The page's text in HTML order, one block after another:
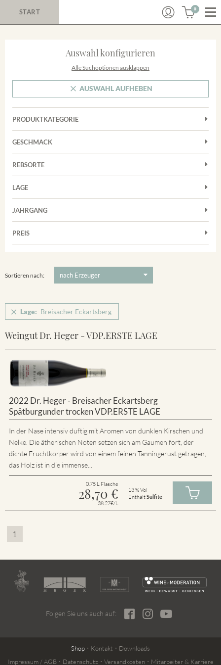
START 0
Auswahl konfigurieren
Alle Suchoptionen ausklappen
AUSWAHL AUFHEBEN
PRODUKTKATEGORIE
Cuvées
Rosé
Weißwein
GESCHMACK
Trocken
REBSORTE
Chardonnay
Grauburgunder
Riesling
LAGE
Achkarrer Schlossberg
Vorderer Winklerberg
Winklerberg Hinter Winklen
Winklerberg Winklen
Ihringen
JAHRGANG
PREIS
Sortieren nach:
Lage: Breisacher Eckartsberg
Weingut Dr. Heger - VDP.ERSTE LAGE
2022 Dr. Heger - Breisacher Eckartsberg
Spätburgunder trocken VDP.ERSTE LAGE
In der Nase intensiv duftig mit Aromen von dunklen Kirschen und
Nelke. Die ätherischen Noten setzen sich am Gaumen fort, der
dichte Fruchtkörper wird von einem feinen Tanningerüst getragen,
das Holz ist in die immense...
0.75 L Flasche
28,70 €
38.27€/L
13 % Vol
EnthältSulfite
1
Folgen Sie uns auch auf:
Shop Kontakt
Downloads
Impressum / AGB
Datenschutz Versandkosten Mitarbeiter & Karriere